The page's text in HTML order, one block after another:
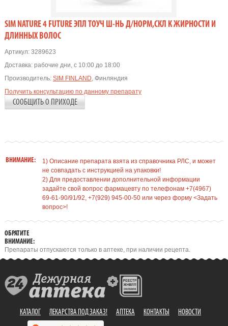
SIM NATURE 4 FUTURE ЭПЛ ТОУЧ Ш-НЬ Д/НОРМ,СКЛ К ЖИРНОСТИ И
ДЛИННЫХ ВОЛОС
Артикул:3289623
Доставка: рабочие дни, с 10:00 до 18:00
Производитель: SIM FINLAND, Финляндия
Получить консультацию по данному препарату
СООБЩИТЬ О ПРИХОДЕ
ВНИМАНИЕ:
1) Описание препарата взята из справочника РЛС, и может
не совпадать с инструкцией на упаковки!
2) Для предоставлении дополнительной информации
задайте свой вопрос фармацевту по телефонам +7(4967)
69-61-90/91/92, +7(929) 945-00-50 или через форму <Задать
вопрос>!
ОБРАТИТЕ
ВНИМАНИЕ:
Препараты отпускаются только в аптеке, при наличии рецепта.
КАТАЛОГ ЛЕКАРСТВА ПОД ЗАКАЗ! АПТЕКА КОНТАКТЫ НОВОСТИ